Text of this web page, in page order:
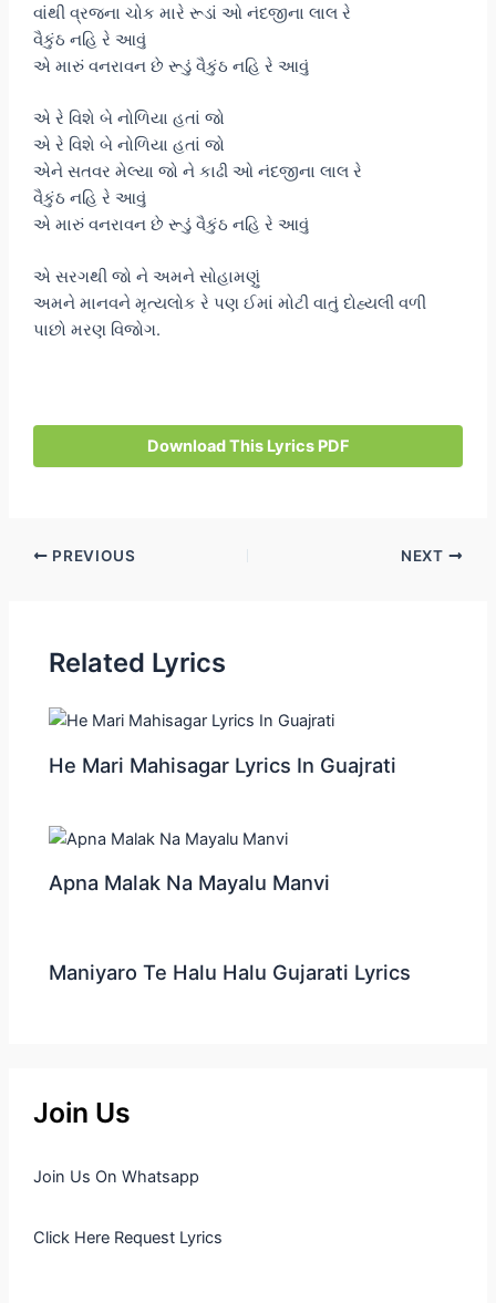
વાંથી વ્રજના ચોક મારે રૂડાં ઓ નંદજીના લાલ રે
વૈકુંઠ નહિ રે આવું
એ મારું વનરાવન છે રૂડું વૈકુંઠ નહિ રે આવું
એ રે વિશે બે નોળિયા હતાં જો
એ રે વિશે બે નોળિયા હતાં જો
એને સતવર મેલ્યા જો ને કાઢી ઓ નંદજીના લાલ રે
વૈકુંઠ નહિ રે આવું
એ મારું વનરાવન છે રૂડું વૈકુંઠ નહિ રે આવું
એ સરગથી જો ને અમને સોહામણું
અમને માનવને મૃત્યલોક રે પણ ઈમાં મોટી વાતું દોહ્યલી વળી
પાછો મરણ વિજોગ.
Download This Lyrics PDF
Post
PREVIOUS NEXT
Related Lyrics
He Mari Mahisagar Lyrics In Guajrati
Apna Malak Na Mayalu Manvi
Maniyaro Te Halu Halu Gujarati Lyrics
Join Us
Join Us On Whatsapp
Click Here Request Lyrics